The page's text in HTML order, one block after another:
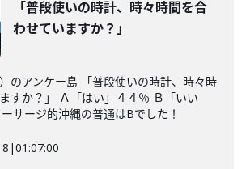
「普段使いの時計、時々時間を合
わせていますか？」
のアンケー島 「普段使いの時計、時々時
すか？」 Ａ「はい」４４％ Ｂ「いい
サージ的沖縄の普通はBでした！
|01:07:00